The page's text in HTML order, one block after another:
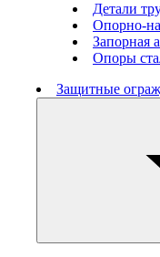
Детали
Опорно-
Запорная
Опоры
Защитные